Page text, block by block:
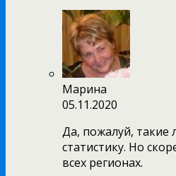
Марина
05.11.2020
Да, пожалуй, такие
статистику. Но
всех регионах.